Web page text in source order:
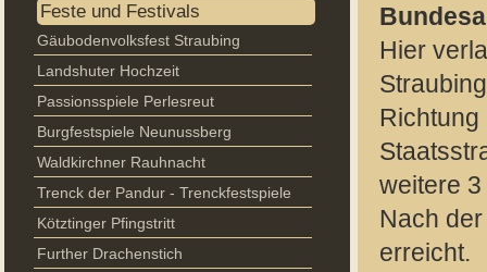
Feste und Festivals
Gäubodenvolksfest Straubing
Landshuter Hochzeit
Passionsspiele Perlesreut
Burgfestspiele Neunussberg
Waldkirchner Rauhnacht
Trenck der Pandur - Trenckfestspiele
Kötztinger Pfingstritt
Further Drachenstich
Hier
Richtung
weitere
Nach
erreicht.